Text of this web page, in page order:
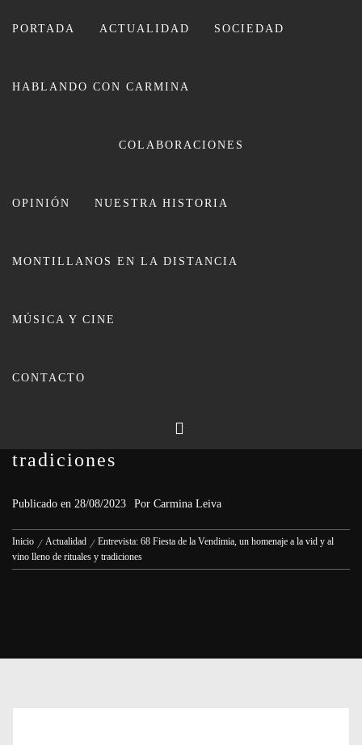
PORTADA ACTUALIDAD SOCIEDAD
HABLANDO CON CARMINA
COLABORACIONES
OPINIÓN NUESTRA HISTORIA
MONTILLANOS EN LA DISTANCIA
MÚSICA Y CINE
CONTACTO
al vino lleno de rituales y
tradiciones
Publicado en 28/08/2023 Por Carmina Leiva
Inicio Actualidad
Entrevista: 68 Fiesta de la Vendimia, un homenaje a la vid y al
vino lleno de rituales y tradiciones